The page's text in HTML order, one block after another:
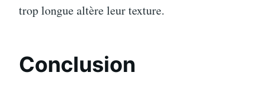
trop longue altère leur texture.
Conclusion